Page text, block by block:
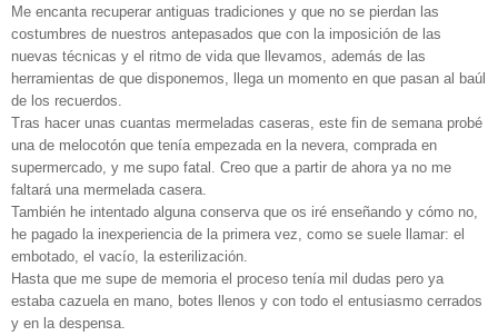
Me encanta recuperar antiguas tradiciones y que no se pierdan las
costumbres de nuestros antepasados que con la imposición de las
nuevas técnicas y el ritmo de vida que llevamos, además de las
herramientas de que disponemos, llega un momento en que pasan al baúl
de los recuerdos.
Tras hacer unas cuantas mermeladas caseras, este fin de semana probé
una de melocotón que tenía empezada en la nevera, comprada en
supermercado, y me supo fatal. Creo que a partir de ahora ya no me
faltará una mermelada casera.
También he intentado alguna conserva que os iré enseñando y cómo no,
he pagado la inexperiencia de la primera vez, como se suele llamar: el
embotado, el vacío, la esterilización.
Hasta que me supe de memoria el proceso tenía mil dudas pero ya
estaba cazuela en mano, botes llenos y con todo el entusiasmo cerrados
y en la despensa.